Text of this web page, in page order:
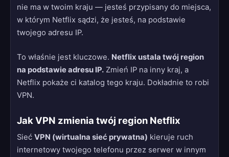
nie ma w twoim kraju — jesteś przypisany do miejsca,
w którym Netflix sądzi, że jesteś, na podstawie
twojego adresu IP.
To właśnie jest kluczowe. Netflix ustala twój region
na podstawie adresu IP. Zmień IP na inny kraj, a
Netflix pokaże ci katalog tego kraju. Dokładnie to robi
VPN.
Jak VPN zmienia twój region Netflix
Sieć VPN (wirtualna sieć prywatna) kieruje ruch
internetowy twojego telefonu przez serwer w innym